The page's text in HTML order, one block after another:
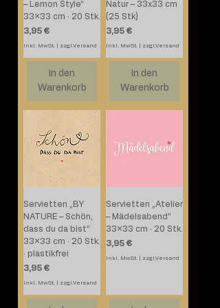
– Lemon Style“
33×33 cm · 20 Stk.
Preis
3,95 €
inkl. MwSt. zzgl.Versand
In den
Warenkorb
Natur – 33x33 cm
(25 Stk)
Preis
3,95 €
inkl. MwSt. zzgl.Versand
In den
Warenkorb
Servietten „BY
NATURE – Schön,
dass du da bist“
33×33 cm · 20 Stk.
· plastikfrei
Preis
3,95 €
inkl. MwSt. zzgl.Versand
Servietten „Atelier
– Mädelsabend“
33×33 cm · 20 Stk.
Preis
3,95 €
inkl. MwSt. zzgl.Versand